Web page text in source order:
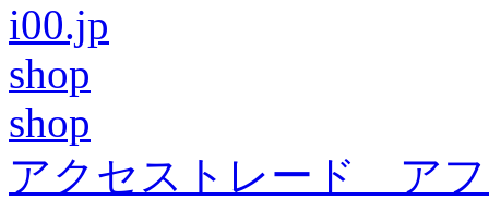
i00.jp
shop
shop
アクセストレード ア